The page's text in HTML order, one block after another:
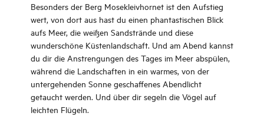
Besonders der Berg Mosekleivhornet ist den Aufstieg
wert, von dort aus hast du einen phantastischen Blick
aufs Meer, die weißen Sandstrände und diese
wunderschöne Küstenlandschaft. Und am Abend kannst
du dir die Anstrengungen des Tages im Meer abspülen,
während die Landschaften in ein warmes, von der
untergehenden Sonne geschaffenes Abendlicht
getaucht werden. Und über dir segeln die Vögel auf
leichten Flügeln.